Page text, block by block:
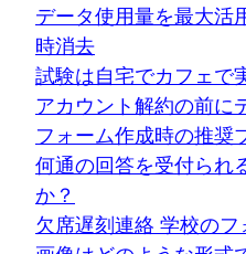
データ使用量を最大活
時消去
試験は自宅でカフェで
アカウント解約の前に
フォーム作成時の推奨
何通の回答を受付られ
か？
欠席遅刻連絡 学校のフ